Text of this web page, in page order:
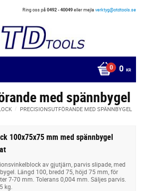
Ring oss på0492 - 40049eller mejlaverktyg@otdtools.se
0 KR
med spännbygel
PRECISIONSUTFÖRANDE MED SPÄNNBYGEL
100x75x75 mm med spännbygel
av gjutjärn, parvis slipade, med
Längd 100, bredd 75, höjd 75 mm, för
7-70 mm. Tolerans 0,004 mm. Säljes parvis.
kg.